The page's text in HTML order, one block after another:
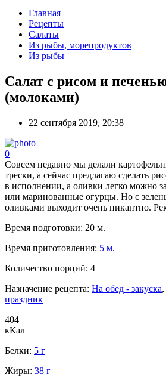
Главная
Рецепты
Салаты
Из рыбы, морепродуктов
Из рыбы
Салат с рисом и
(молоками)
22 сентября 2019, 20:38
0
Совсем недавно мы делали
трески, а сейчас предлагаю сделать
в исполнении, а оливки легко можно
или маринованные огурцы. Но с
оливками выходит очень пикантно.
Время подготовки: 20 м.
Время приготовления: 5 м.
Количество порций: 4
Назначение рецепта: На обед - закуска,
праздник
404
кКал
Белки: 5 г
Жиры: 38 г